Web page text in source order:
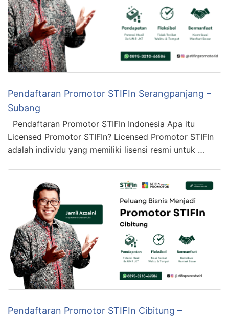
Pendaftaran Promotor STIFIn Serangpanjang –
Subang
Pendaftaran Promotor STIFIn Indonesia Apa itu
Licensed Promotor STIFIn? Licensed Promotor STIFIn
adalah individu yang memiliki lisensi resmi untuk …
Pendaftaran Promotor STIFIn Cibitung –